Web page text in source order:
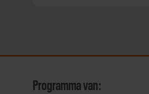
Programma van: